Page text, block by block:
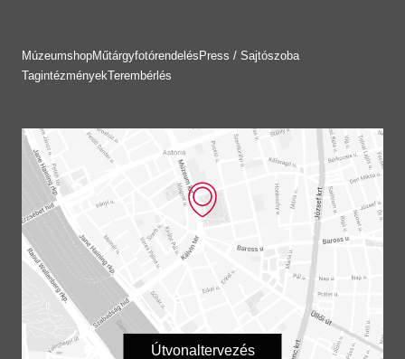
MúzeumshopMűtárgyfotórendelés Press / Sajtószoba
TagintézményekTerembérlés
Útvonaltervezés